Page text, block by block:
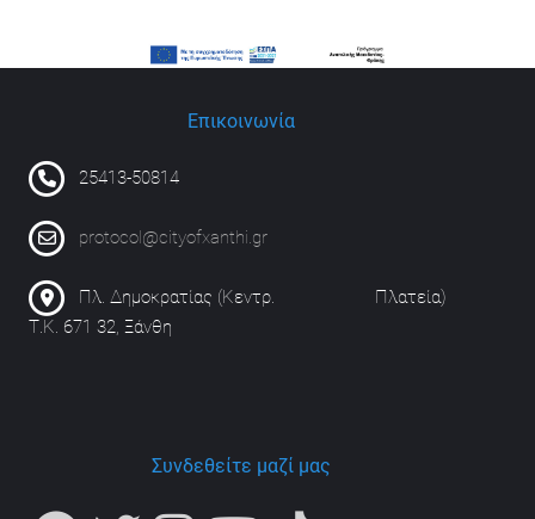
Επικοινωνία
25413-50814
protocol@cityofxanthi.gr
Πλ. Δημοκρατίας (Κεντρ. Πλατεία)
Τ.Κ. 671 32, Ξάνθη
Συνδεθείτε μαζί μας